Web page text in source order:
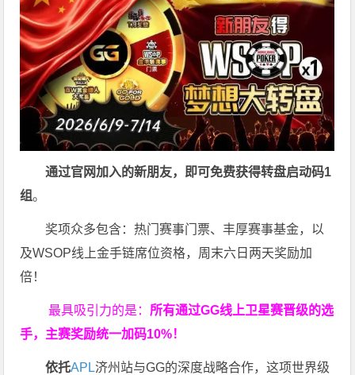
通过官网加入的新朋友，即可免费获得转盘启动码1
组。
奖项众多包含：热门赛事门票、丰厚赛事基金，以
及WSOP线上金手链席位资格， 周末六日两天奖励加
倍！
最具吸引力的是： 所有通过GG线上卫星赛晋级的选
手，主赛奖励统一加码10%！
依托APL济州站与GG的深度战略合作，这项世界级